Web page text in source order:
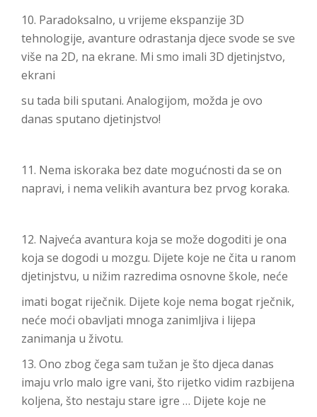
10. Paradoksalno, u vrijeme ekspanzije 3D
tehnologije, avanture odrastanja djece svode se sve
više na 2D, na ekrane. Mi smo imali 3D djetinjstvo,
ekrani
su tada bili sputani. Analogijom, možda je ovo
danas sputano djetinjstvo!
11. Nema iskoraka bez date mogućnosti da se on
napravi, i nema velikih avantura bez prvog koraka.
12. Najveća avantura koja se može dogoditi je ona
koja se dogodi u mozgu. Dijete koje ne čita u ranom
djetinjstvu, u nižim razredima osnovne škole, neće
imati bogat riječnik. Dijete koje nema bogat rječnik,
neće moći obavljati mnoga zanimljiva i lijepa
zanimanja u životu.
13. Ono zbog čega sam tužan je što djeca danas
imaju vrlo malo igre vani, što rijetko vidim razbijena
koljena, što nestaju stare igre … Dijete koje ne